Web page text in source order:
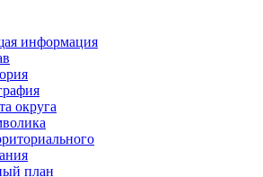
информация
округа
план